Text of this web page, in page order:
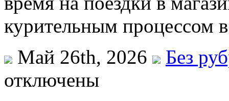
курительным процессом
Май 26th, 2026
Без
отключены